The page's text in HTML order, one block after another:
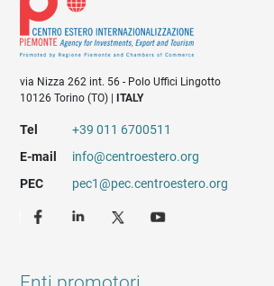
via Nizza 262 int. 56 - Polo Uffici Lingotto
10126 Torino (TO) |
ITALY
Tel
+39 011 6700511
E-mail
info@centroestero.org
PEC
pec1@pec.centroestero.org